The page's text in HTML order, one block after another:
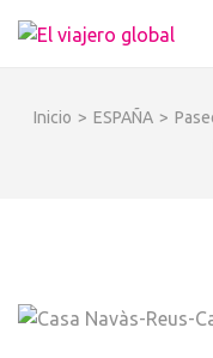
Inicio > ESPAÑA >